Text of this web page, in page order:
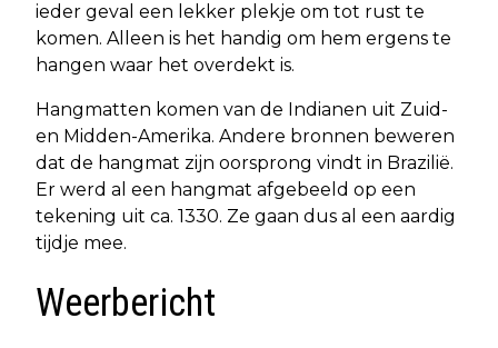
ieder geval een lekker plekje om tot rust te
komen. Alleen is het handig om hem ergens te
hangen waar het overdekt is.
Hangmatten komen van de Indianen uit Zuid-
en Midden-Amerika. Andere bronnen beweren
dat de hangmat zijn oorsprong vindt in Brazilië.
Er werd al een hangmat afgebeeld op een
tekening uit ca. 1330. Ze gaan dus al een aardig
tijdje mee.
Weerbericht